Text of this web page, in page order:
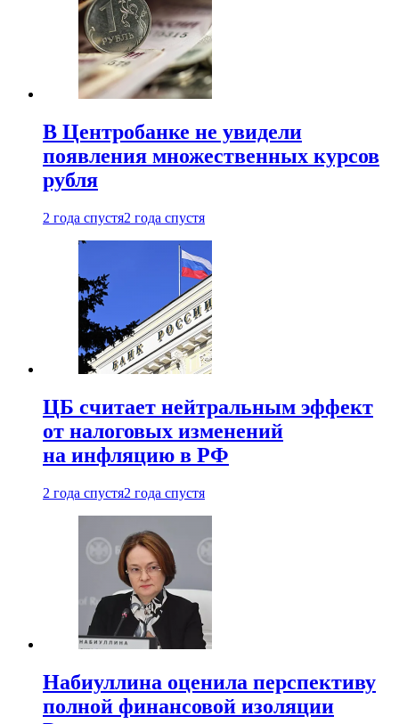
В Центробанке не увидели
появления множественных курсов
рубля
2 года спустя2 года спустя
ЦБ считает нейтральным эффект
от налоговых изменений
на инфляцию в РФ
2 года спустя2 года спустя
Набиуллина оценила перспективу
полной финансовой изоляции